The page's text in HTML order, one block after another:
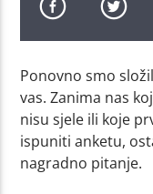
Ponovno smo
vas. Zanima nas
nisu sjele ili koje
ispuniti anketu,
nagradno pitanje.